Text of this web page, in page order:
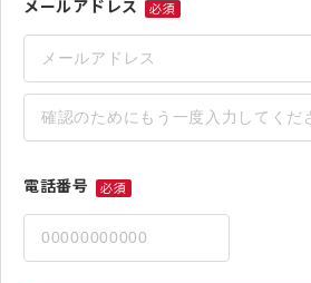
必
須
メールアドレス 必須
電話番号 必須